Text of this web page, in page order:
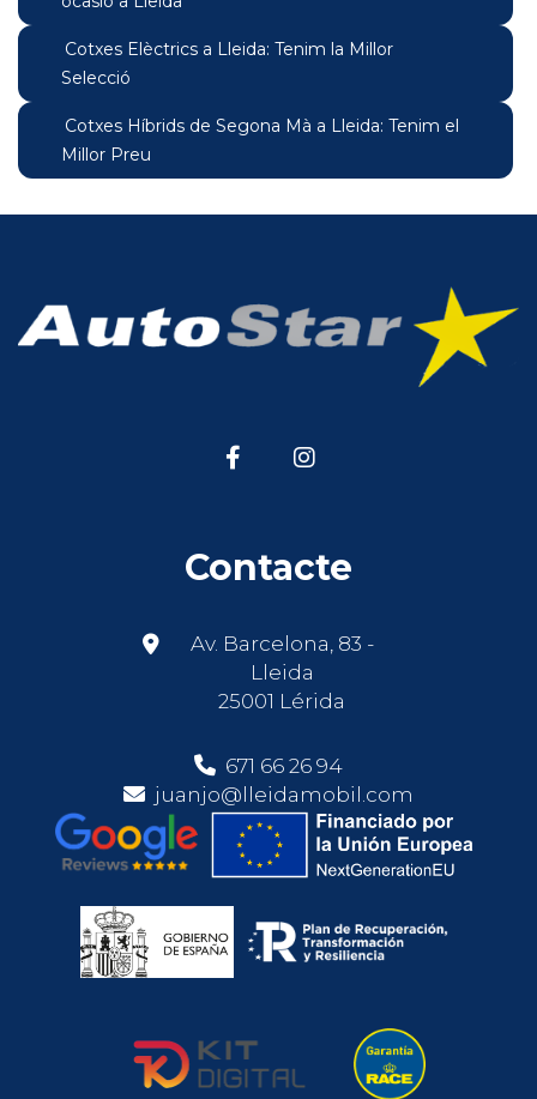
Cotxes Elèctrics a Lleida: Tenim la Millor
Selecció
Cotxes Híbrids de Segona Mà a Lleida: Tenim el
Millor Preu
Contacte
Av. Barcelona, 83 -
Lleida
25001 Lérida
671 66 26 94
juanjo@lleidamobil.com